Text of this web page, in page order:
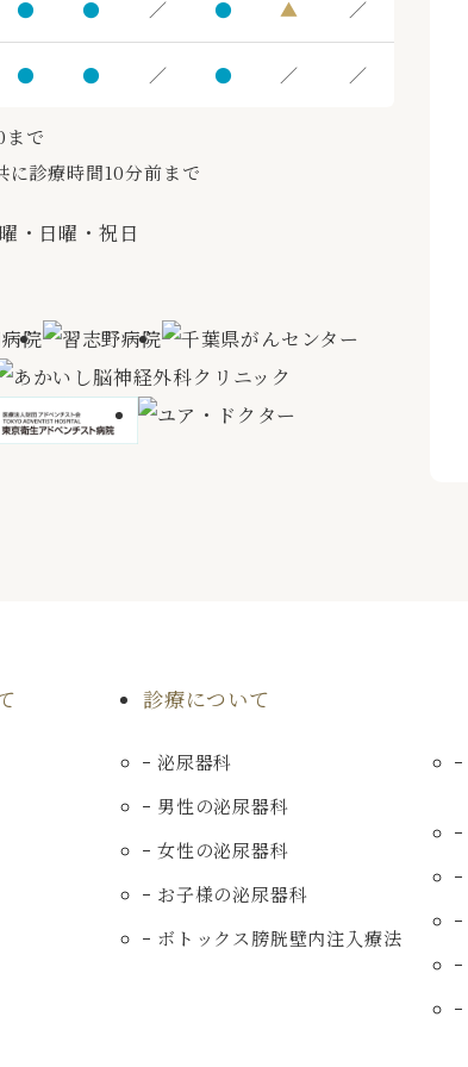
● ● ／ ● ▲ ／
● ● ／ ● ／ ／
で
診療時間10分前まで
・日曜・祝日
診療について
泌尿器科
男性の泌尿器科
女性の泌尿器科
お子様の泌尿器科
ボトックス膀胱壁内注入療法